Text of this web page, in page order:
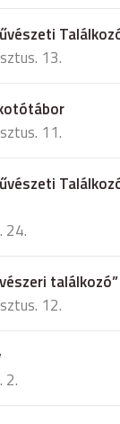
13.
11.
24.
találkozó”
12.
2.